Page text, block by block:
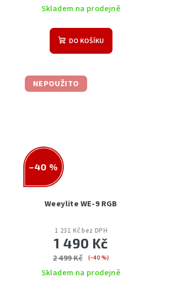
Skladem na prodejně
DO KOŠÍKU
NEPOUŽITO
–40 %
Weeylite WE-9 RGB
1 231 Kč bez DPH
1 490 Kč
2 499 Kč (–40 %)
Skladem na prodejně